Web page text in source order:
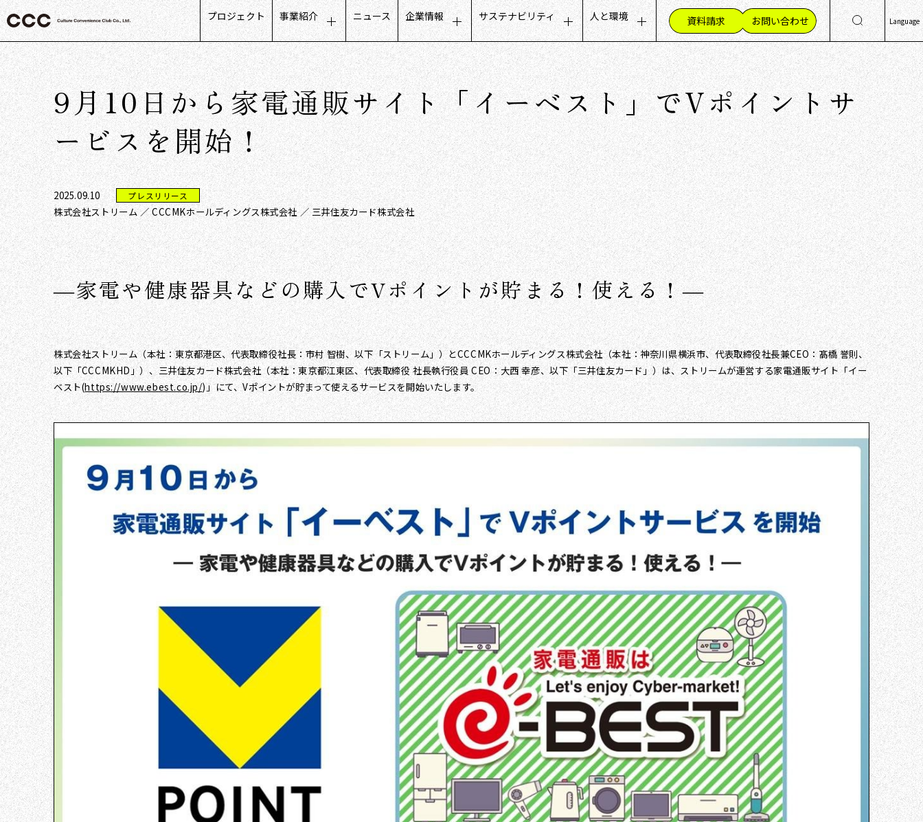
プロジェクト 事業紹介
カスタマーエクスペリエンス
リテールビジネス
ライフデザインビジネス
パートナーコミュニケーション
データベースマーケティング
ニュース 企業情報
トップメッセージ
会社概要
ミッション・ビジョン・価値観
グループ会社
役員構成
沿革
数字で見るCCC
サステナビリティ
サステナビリティに関するメッセージ
公平でインクルーシブな取り組み
地域社会との取り組み
ガバナンスについて
人と環境
募集職種（採用情報）
人材への想い
働く環境
社員の声
資料請求 お問い合わせ Language
日
简
繁
9月10日から家電通販サイト「イーベスト」でVポイントサ
ービスを開始！
2025.09.10 プレスリリース
株式会社ストリーム ／ CCCMKホールディングス株式会社 ／ 三井住友カード株式会社
―家電や健康器具などの購入でVポイントが貯まる！使える！―
株式会社ストリーム（本社：東京都港区、代表取締役社長：市村 智樹、以下「ストリーム」）とCCCMKホールディングス株式会社（本社：神奈川県横浜市、代表取締役社長兼CEO：髙橋 誉則、
以下「CCCMKHD」）、三井住友カード株式会社（本社：東京都江東区、代表取締役 社長執行役員 CEO：大西 幸彦、以下「三井住友カード」）は、ストリームが運営する家電通販サイト「イー
ベスト(https://www.ebest.co.jp/)」にて、Vポイントが貯まって使えるサービスを開始いたします。